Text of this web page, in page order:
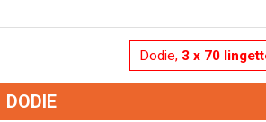
Dodie, 3 x 70
DODIE